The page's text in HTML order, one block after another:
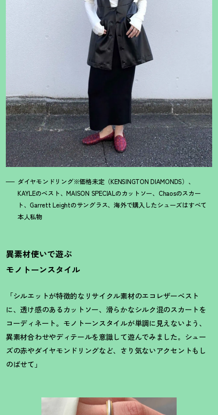
ダイヤモンドリング※価格未定（KENSINGTON DIAMONDS）、
KAYLEのベスト、MAISON SPECIALのカットソー、Chaosのスカー
ト、Garrett Leightのサングラス、海外で購入したシューズはすべて
本人私物
異素材使いで遊ぶ
モノトーンスタイル
「シルエットが特徴的なリサイクル素材のエコレザーベスト
に、透け感のあるカットソー、滑らかなシルク混のスカートを
コーディネート。モノトーンスタイルが単調に見えないよう、
異素材合わせやディテールを意識して遊んでみました。シュー
ズの赤やダイヤモンドリングなど、さり気ないアクセントもし
のばせて」